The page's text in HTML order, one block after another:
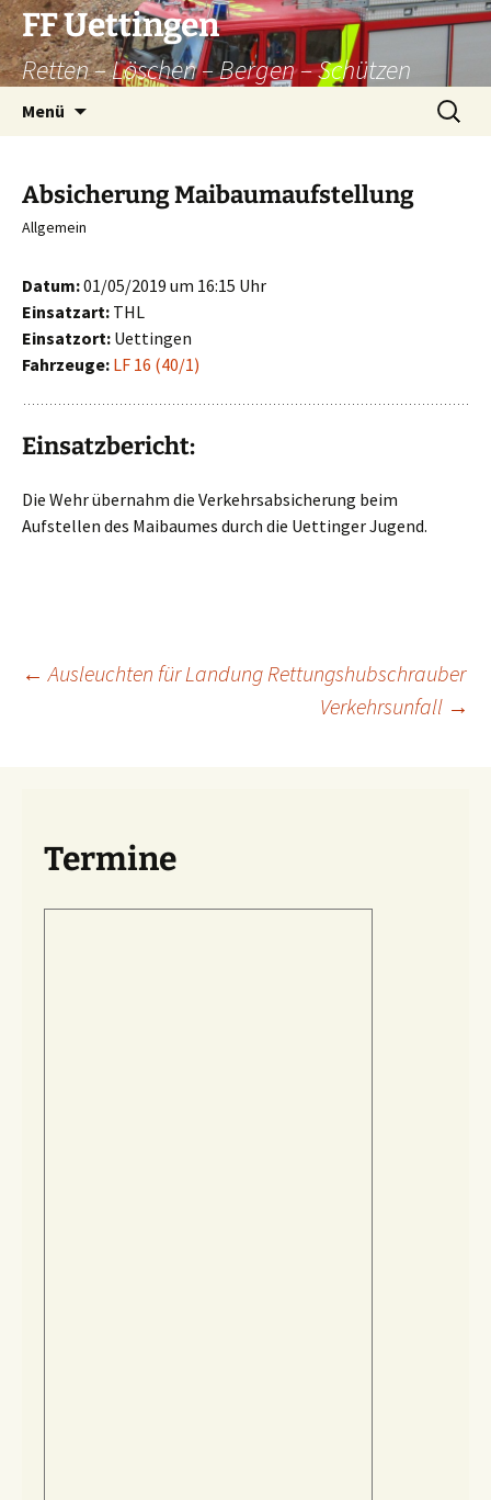
Zum
Inhalt
springen
FF Uettingen
Retten – Löschen – Bergen – Schützen
Menü
Suchen
nach:
Absicherung Maibaumaufstellung
Allgemein
Datum:01/05/2019 um 16:15 Uhr
Einsatzart: THL
Einsatzort: Uettingen
Fahrzeuge: LF 16 (40/1)
Einsatzbericht:
Die Wehr übernahm die Verkehrsabsicherung beim
Aufstellen des Maibaumes durch die Uettinger Jugend.
Beitragsnavigation
← Ausleuchten für Landung Rettungshubschrauber
Verkehrsunfall →
Termine